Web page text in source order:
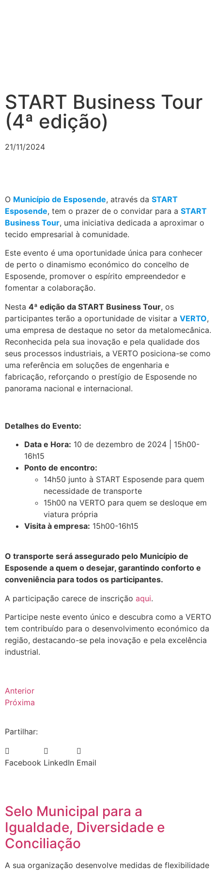
START Business Tour
(4ª edição)
21/11/2024
O Município de Esposende, através da START
Esposende, tem o prazer de o convidar para a START
Business Tour, uma iniciativa dedicada a aproximar o
tecido empresarial à comunidade.
Este evento é uma oportunidade única para conhecer
de perto o dinamismo económico do concelho de
Esposende, promover o espírito empreendedor e
fomentar a colaboração.
Nesta 4ª edição da START Business Tour, os
participantes terão a oportunidade de visitar a VERTO,
uma empresa de destaque no setor da metalomecânica.
Reconhecida pela sua inovação e pela qualidade dos
seus processos industriais, a VERTO posiciona-se como
uma referência em soluções de engenharia e
fabricação, reforçando o prestígio de Esposende no
panorama nacional e internacional.
Detalhes do Evento:
Data e Hora: 10 de dezembro de 2024 | 15h00-
16h15
Ponto de encontro:
14h50 junto à START Esposende para quem
necessidade de transporte
15h00 na VERTO para quem se desloque em
viatura própria
Visita à empresa: 15h00-16h15
O transporte será assegurado pelo Município de
Esposende a quem o desejar, garantindo conforto e
conveniência para todos os participantes.
A participação carece de inscrição aqui.
Participe neste evento único e descubra como a VERTO
tem contribuído para o desenvolvimento económico da
região, destacando-se pela inovação e pela excelência
industrial.
Anterior
Próxima
Partilhar:
Facebook LinkedIn Email
Selo Municipal para a
Igualdade, Diversidade e
Conciliação
A sua organização desenvolve medidas de flexibilidade